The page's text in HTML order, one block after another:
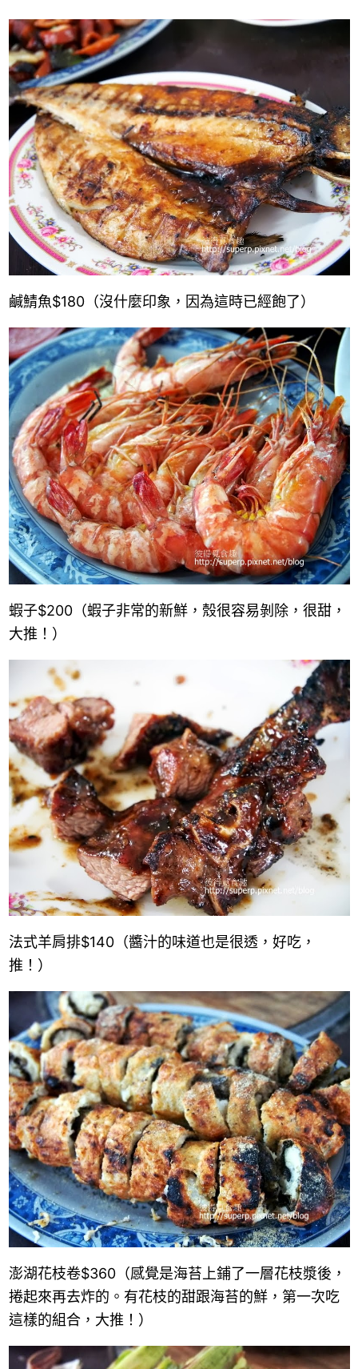
鹹鯖魚$180（沒什麼印象，因為這時已經飽了）
蝦子$200（蝦子非常的新鮮，殼很容易剝除，很甜，
大推！）
法式羊肩排$140（醬汁的味道也是很透，好吃，
推！）
澎湖花枝卷$360（感覺是海苔上鋪了一層花枝漿後，
捲起來再去炸的。有花枝的甜跟海苔的鮮，第一次吃
這樣的組合，大推！）